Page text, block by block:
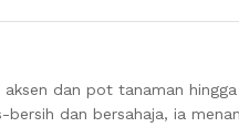
dan pot tanaman
dan bersahaja, ia